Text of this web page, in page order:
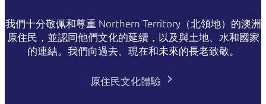
我們十分敬佩和尊重 Northern Territory（北領地）的澳洲
原住民，並認同他們文化的延續，以及與土地、水和國家
的連結。我們向過去、現在和未來的長老致敬。
原住民文化體驗